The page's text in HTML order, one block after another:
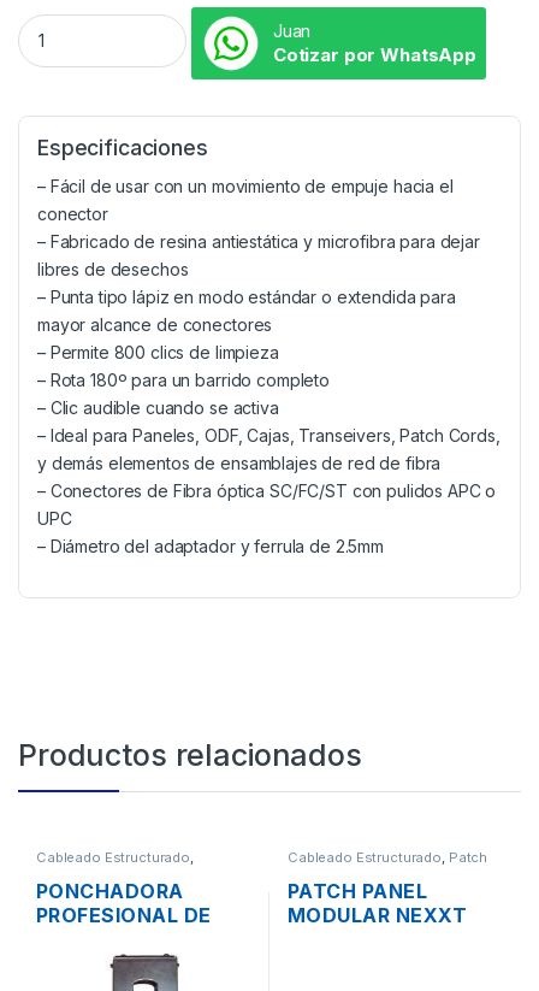
Juan
Cotizar por WhatsApp
Especificaciones
– Fácil de usar con un movimiento de empuje hacia el
conector
– Fabricado de resina antiestática y microfibra para dejar
libres de desechos
– Punta tipo lápiz en modo estándar o extendida para
mayor alcance de conectores
– Permite 800 clics de limpieza
– Rota 180º para un barrido completo
– Clic audible cuando se activa
– Ideal para Paneles, ODF, Cajas, Transeivers, Patch Cords,
y demás elementos de ensamblajes de red de fibra
– Conectores de Fibra óptica SC/FC/ST con pulidos APC o
UPC
– Diámetro del adaptador y ferrula de 2.5mm
Productos relacionados
Cableado Estructurado,
PONCHADORA
PROFESIONAL DE
AJUSTABLE RG6
Cableado Estructurado, Patch
PATCH PANEL
MODULAR NEXXT